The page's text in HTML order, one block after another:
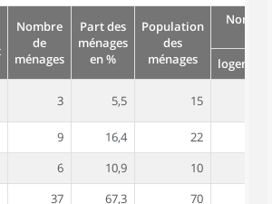
Nombre
de
ménages
Part des
ménages
en %
Population
des
ménages
logement
3 5,5 15
9 16,4 22
6 10,9 10
37 67,3 70